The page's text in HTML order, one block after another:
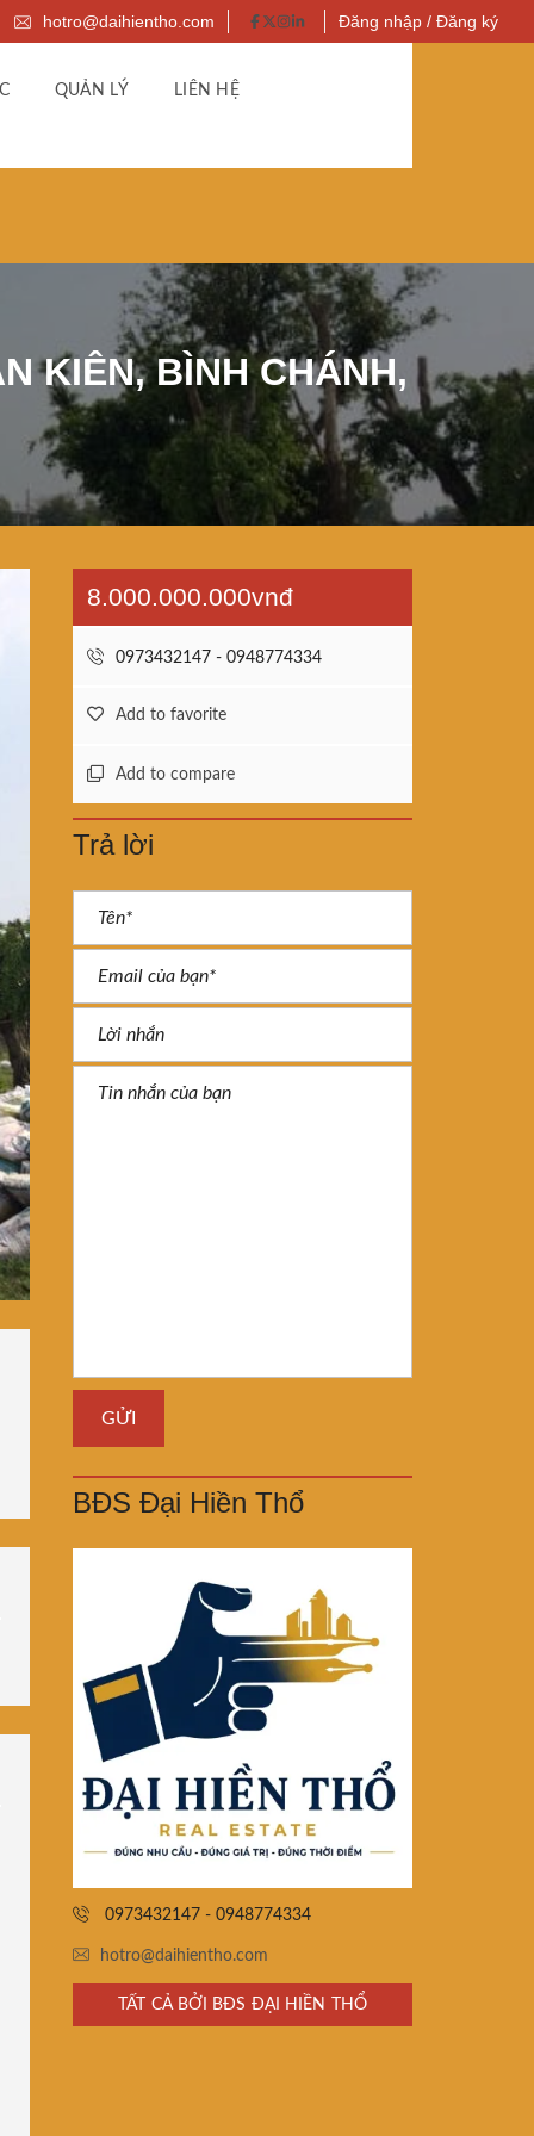
hotro@daihientho.com Đăng nhập / Đăng ký
QUẢN LÝ LIÊN HỆ
KIÊN, BÌNH CHÁNH,
8.000.000.000vnđ
0973432147 - 0948774334
Add to favorite
Add to compare
Trả lời
BĐS Đại Hiền Thổ
0973432147 - 0948774334
hotro@daihientho.com
TẤT CẢ BỞI BĐS ĐẠI HIỀN THỔ